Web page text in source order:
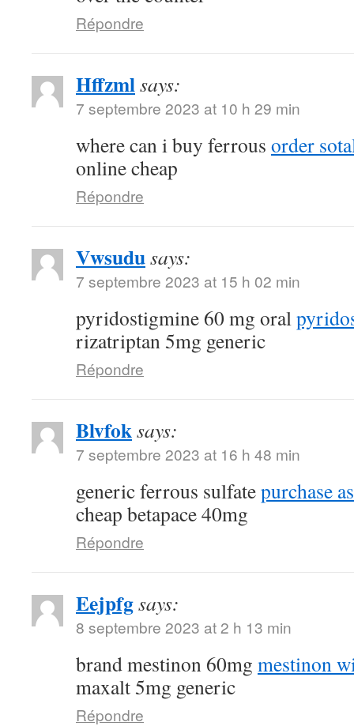
Répondre
Hffzmlsays:
7 septembre 2023 at 10 h 29 min
where can i buy ferrous order
online cheap
Répondre
Vwsudusays:
7 septembre 2023 at 15 h 02 min
pyridostigmine 60 mg oral
rizatriptan 5mg generic
Répondre
Blvfoksays:
7 septembre 2023 at 16 h 48 min
generic ferrous sulfatepurchase
cheap betapace 40mg
Répondre
Eejpfgsays:
8 septembre 2023 at 2 h 13 min
brand mestinon 60mg mestinon
maxalt 5mg generic
Répondre